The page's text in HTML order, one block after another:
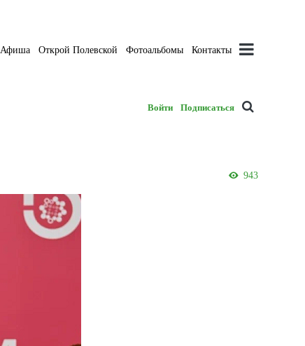
Афиша Открой Полевской Фотоальбомы Контакты
Войти Подписаться
943